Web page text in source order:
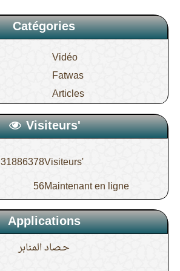
Catégories
Vidéo
Fatwas
Articles
Visiteurs'
Visiteurs'
31886378
Maintenant en ligne
56
Applications
حـصاد المنابر